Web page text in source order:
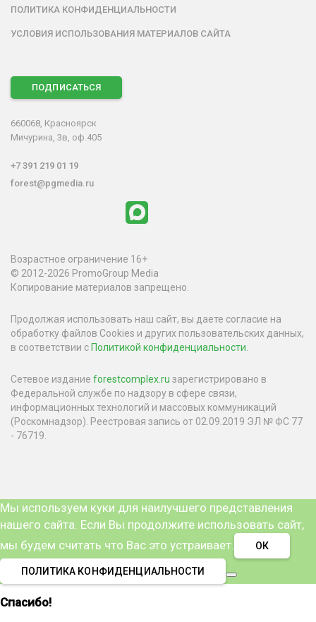
ПОЛИТИКА КОНФИДЕНЦИАЛЬНОСТИ
УСЛОВИЯ ИСПОЛЬЗОВАНИЯ МАТЕРИАЛОВ САЙТА
ПОДПИСАТЬСЯ
660068, Красноярск
Мичурина, 3в, оф.405
+7 391 219 01 19
forest@pgmedia.ru
Возрастное ограничение 16+
© 2012-2026 PromoGroup Media
Копирование материалов запрещено.
Продолжая использовать наш сайт, вы даете согласие на
обработку файлов Cookies и других пользовательских данных,
в соответствии сПолитикой конфиденциальности
Сетевое издание forestcomplex.ru зарегистрировано в
Федеральной службе по надзору в сфере связи,
информационных технологий и массовых коммуникаций
(Роскомнадзор). Реестровая запись от 02.09.2019 ЭЛ № ФС 77
- 76719.
Мы используем куки для наилучшего представления
нашего сайта. Если Вы продолжите использовать сайт,
мы будем считать что Вас это устраивает.
ОК
ПОЛИТИКА КОНФИДЕНЦИАЛЬНОСТИ
Спасибо!